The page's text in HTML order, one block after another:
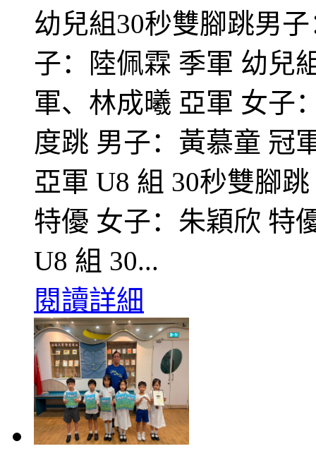
幼兒組30秒雙腳跳男
子：陸佩霖 季軍 幼兒
軍、林成曦 亞軍 女子
度跳 男子：黃慕童 冠
亞軍 U8 組 30秒雙腳
特優 女子：朱穎欣 特
U8 組 30...
閱讀詳細